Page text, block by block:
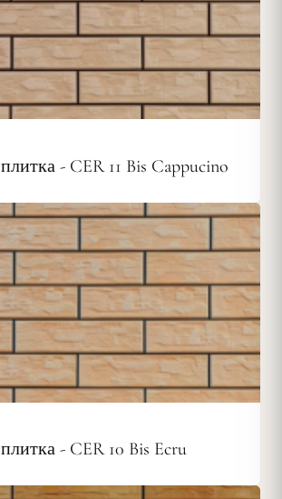
- CER 11 Bis Cappucino
- CER 10 Bis Ecru